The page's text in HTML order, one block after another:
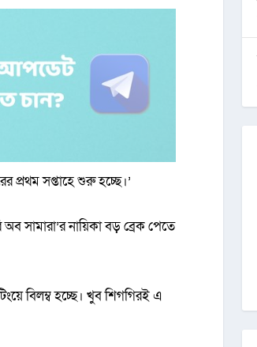
প্রথম সপ্তাহে শুরু হচ্ছে।’
সামারা’র নায়িকা বড় ব্রেক পেতে
বিলম্ব হচ্ছে। খুব শিগগিরই এ